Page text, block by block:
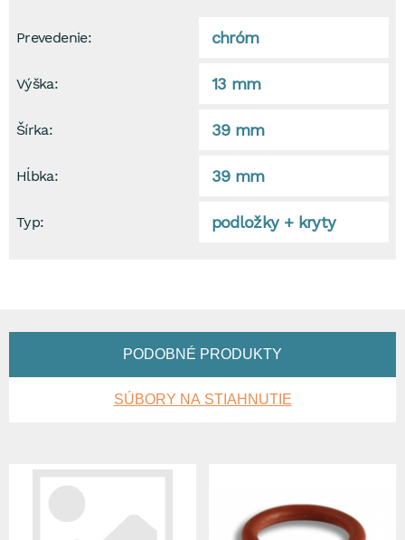
Prevedenie: chróm
Výška: 13 mm
Šírka: 39 mm
Hĺbka: 39 mm
Typ: podložky + kryty
PODOBNÉ PRODUKTY
SÚBORY NA STIAHNUTIE